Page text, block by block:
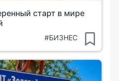
старт в мире
#БИЗНЕС